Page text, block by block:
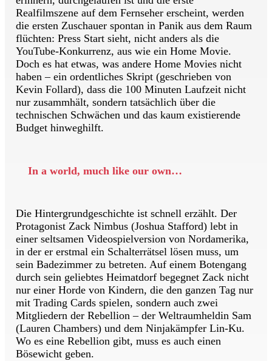
Realfilmszene auf dem Fernseher erscheint, werden
die ersten Zuschauer spontan in Panik aus dem Raum
flüchten: Press Start sieht, nicht anders als die
YouTube-Konkurrenz, aus wie ein Home Movie.
Doch es hat etwas, was andere Home Movies nicht
haben – ein ordentliches Skript (geschrieben von
Kevin Follard), dass die 100 Minuten Laufzeit nicht
nur zusammhält, sondern tatsächlich über die
technischen Schwächen und das kaum existierende
Budget hinweghilft.
In a world, much like our own…
Die Hintergrundgeschichte ist schnell erzählt. Der
Protagonist Zack Nimbus (Joshua Stafford) lebt in
einer seltsamen Videospielversion von Nordamerika,
in der er erstmal ein Schalterrätsel lösen muss, um
sein Badezimmer zu betreten. Auf einem Botengang
durch sein geliebtes Heimatdorf begegnet Zack nicht
nur einer Horde von Kindern, die den ganzen Tag nur
mit Trading Cards spielen, sondern auch zwei
Mitgliedern der Rebellion – der Weltraumheldin Sam
(Lauren Chambers) und dem Ninjakämpfer Lin-Ku.
Wo es eine Rebellion gibt, muss es auch einen
Bösewicht geben.